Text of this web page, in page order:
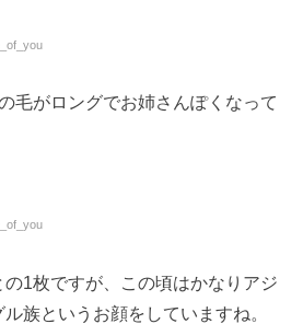
毛がロングでお姉さんぽくなって
1枚ですが、この頃はかなりアジ
族というお顔をしていますね。